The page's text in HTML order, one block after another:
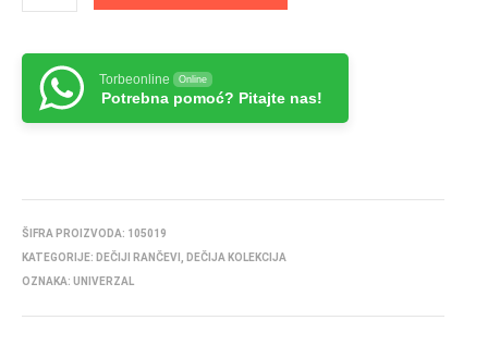
Torbeonline Online
Potrebna pomoć? Pitajte nas!
ŠIFRA PROIZVODA: 105019
KATEGORIJE: DEČIJI RANČEVI
DEČIJA KOLEKCIJA
OZNAKA: UNIVERZAL